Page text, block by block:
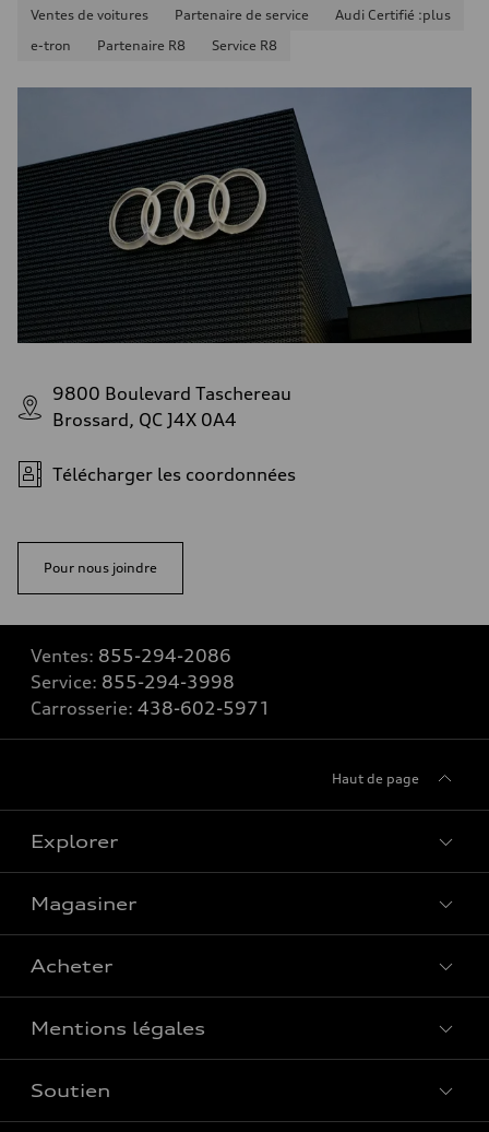
Ventes de voitures Partenaire de service
Audi Certifié :plus
e-tron
Partenaire R8 Service R8
9800 Boulevard Taschereau
Brossard, QC J4X 0A4
Télécharger les coordonnées
Pour nous joindre
Ventes: 855-294-2086
Service: 855-294-3998
Carrosserie: 438-602-5971
Haut de page
Explorer
Magasiner
Acheter
Mentions légales
Soutien